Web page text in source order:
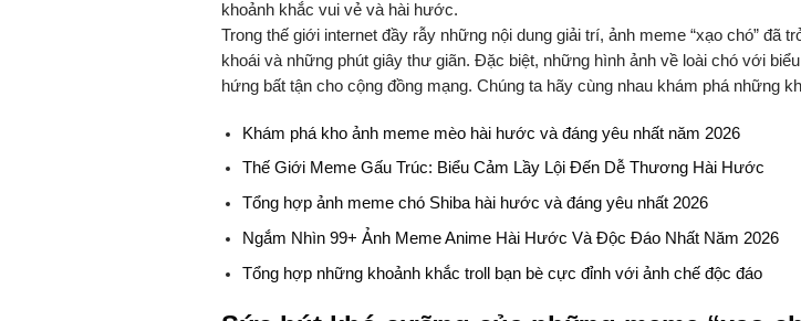
khoảnh khắc vui vẻ và hài hước.
Trong thế giới internet đầy rẫy những nội dung giải trí, ảnh meme “xạo chó” đã
khoái và những phút giây thư giãn. Đặc biệt, những hình ảnh về loài chó với
hứng bất tận cho cộng đồng mạng. Chúng ta hãy cùng nhau khám phá những
Khám phá kho ảnh meme mèo hài hước và đáng yêu nhất năm 2026
Thế Giới Meme Gấu Trúc: Biểu Cảm Lầy Lội Đến Dễ Thương Hài Hước
Tổng hợp ảnh meme chó Shiba hài hước và đáng yêu nhất 2026
Ngắm Nhìn 99+ Ảnh Meme Anime Hài Hước Và Độc Đáo Nhất Năm 2026
Tổng hợp những khoảnh khắc troll bạn bè cực đỉnh với ảnh chế độc đáo